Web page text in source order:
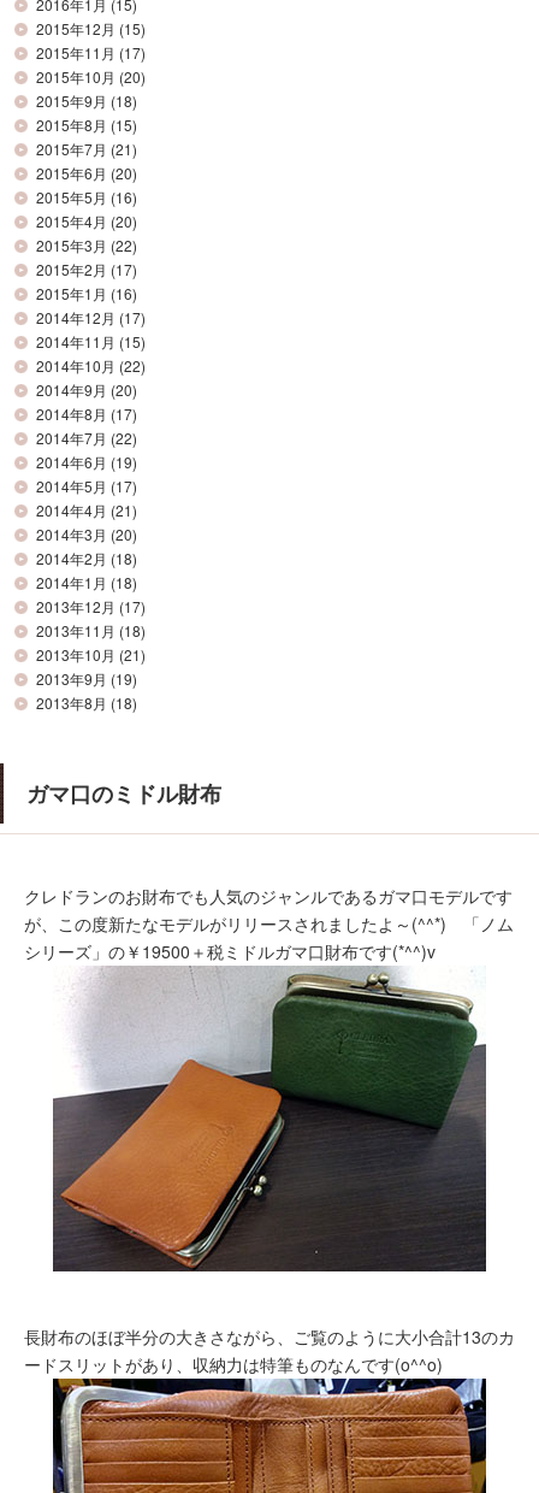
2015年12月 (15)
2015年11月 (17)
2015年10月 (20)
2015年9月 (18)
2015年8月 (15)
2015年7月 (21)
2015年6月 (20)
2015年5月 (16)
2015年4月 (20)
2015年3月 (22)
2015年2月 (17)
2015年1月 (16)
2014年12月 (17)
2014年11月 (15)
2014年10月 (22)
2014年9月 (20)
2014年8月 (17)
2014年7月 (22)
2014年6月 (19)
2014年5月 (17)
2014年4月 (21)
2014年3月 (20)
2014年2月 (18)
2014年1月 (18)
2013年12月 (17)
2013年11月 (18)
2013年10月 (21)
2013年9月 (19)
2013年8月 (18)
ガマ口のミドル財布
クレドランのお財布でも人気のジャンルであるガマ口モデルです
が、この度新たなモデルがリリースされましたよ～(^^*) 「ノム
シリーズ」の￥19500＋税ミドルガマ口財布です(*^^)v
長財布のほぼ半分の大きさながら、ご覧のように大小合計13のカ
ードスリットがあり、収納力は特筆ものなんです(o^^o)